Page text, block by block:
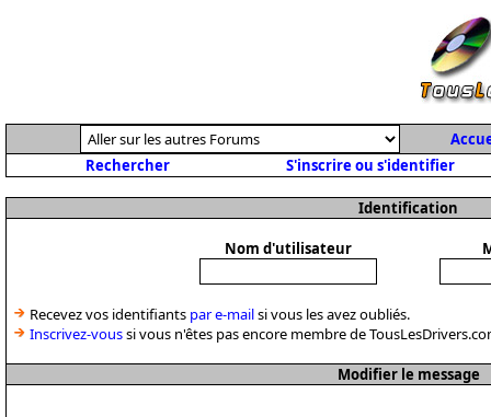
Rechercher
S'inscrire ou s'identifier
Identification
Nom d'utilisateur
Recevez vos identifiants par e-mailsi vous les avez oubliés.
Inscrivez-voussi vous n'êtes pas encore membre de
Modifier le message